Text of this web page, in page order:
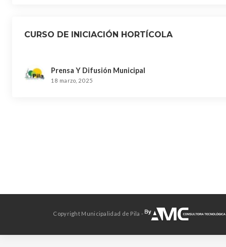
CURSO DE INICIACIÓN HORTÍCOLA
Prensa Y Difusión Municipal
18 marzo, 2025
Copyright Municipalidad de Pila -